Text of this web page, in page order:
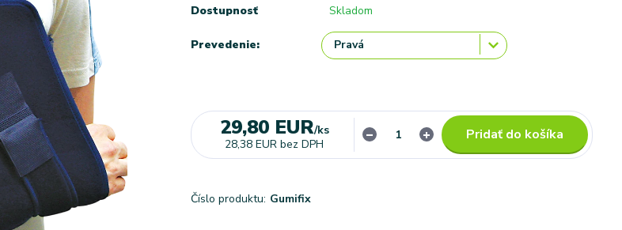
Dostupnosť Skladom
Prevedenie:
29,80 EUR/ks
28,38 EUR bez DPH
Pridať do košíka
Číslo produktu: Gumifix